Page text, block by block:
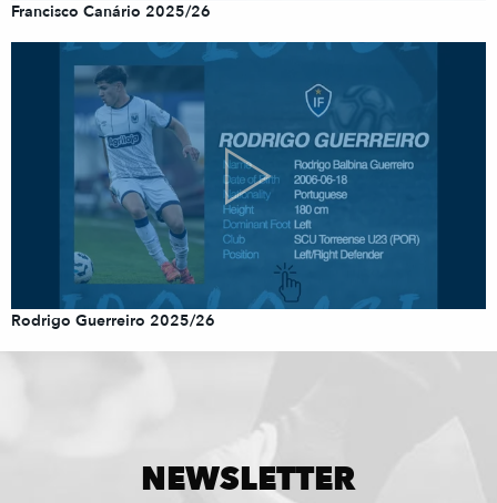
Francisco Canário 2025/26
Rodrigo Guerreiro 2025/26
NEWSLETTER